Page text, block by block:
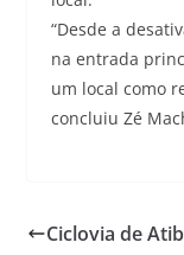
“Desde a
na entrada
um local como
concluiu Zé
Ciclovia de